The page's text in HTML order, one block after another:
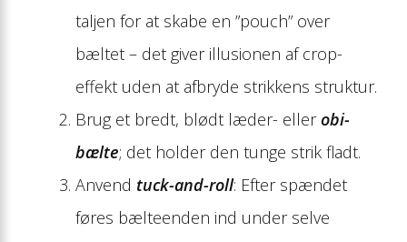
taljen for at skabe en ”pouch” over
bæltet – det giver illusionen af crop-
effekt uden at afbryde strikkens struktur.
Brug et bredt, blødt læder- ellerobi-
bælte; det holder den tunge strik fladt.
Anvend tuck-and-roll: Efter spændet
føres bælteenden ind under selve